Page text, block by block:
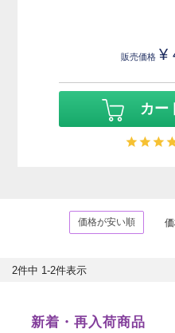
販売価格 ¥
カー
価格が安い順
2件中 1-2件表示
新着・再入荷商品